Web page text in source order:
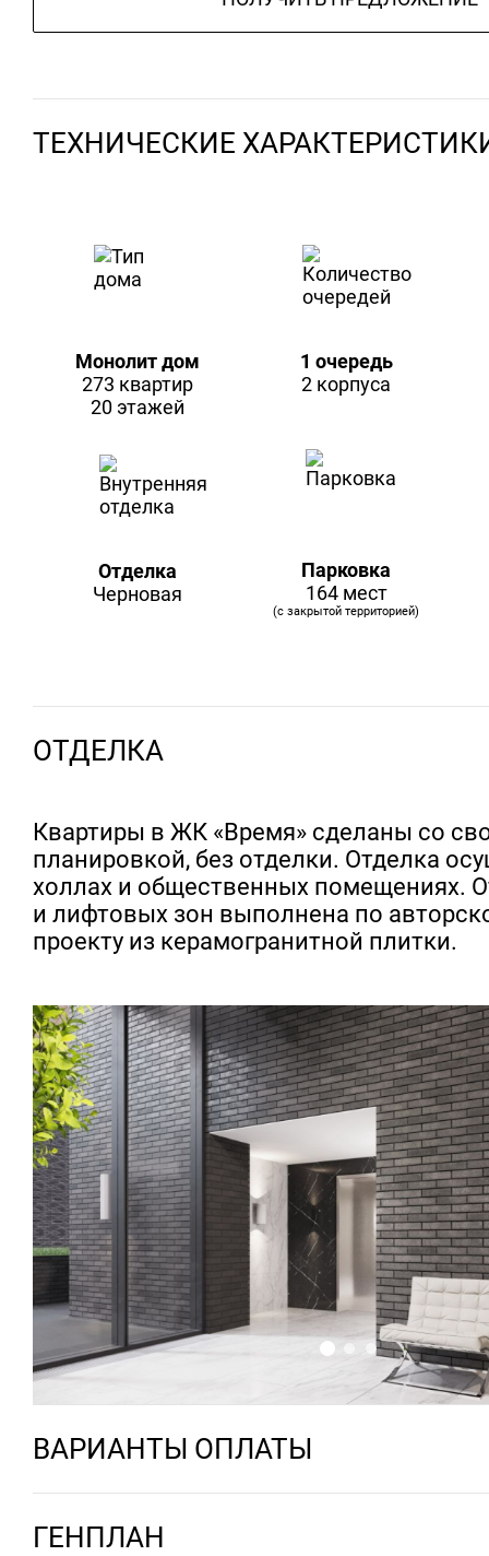
ТЕХНИЧЕСКИЕ
Монолит дом
273 квартир
20 этажей
1 очередь
2 корпуса
Отделка
Черновая
Парковка
164 мест
(с закрытой территорией)
ОТДЕЛКА
Квартиры в ЖК «Время» сделаны со
планировкой, без отделки. Отделка
холлах и общественных помещениях.
и лифтовых зон выполнена по
проекту из керамогранитной плитки.
ВАРИАНТЫ ОПЛАТЫ
ГЕНПЛАН